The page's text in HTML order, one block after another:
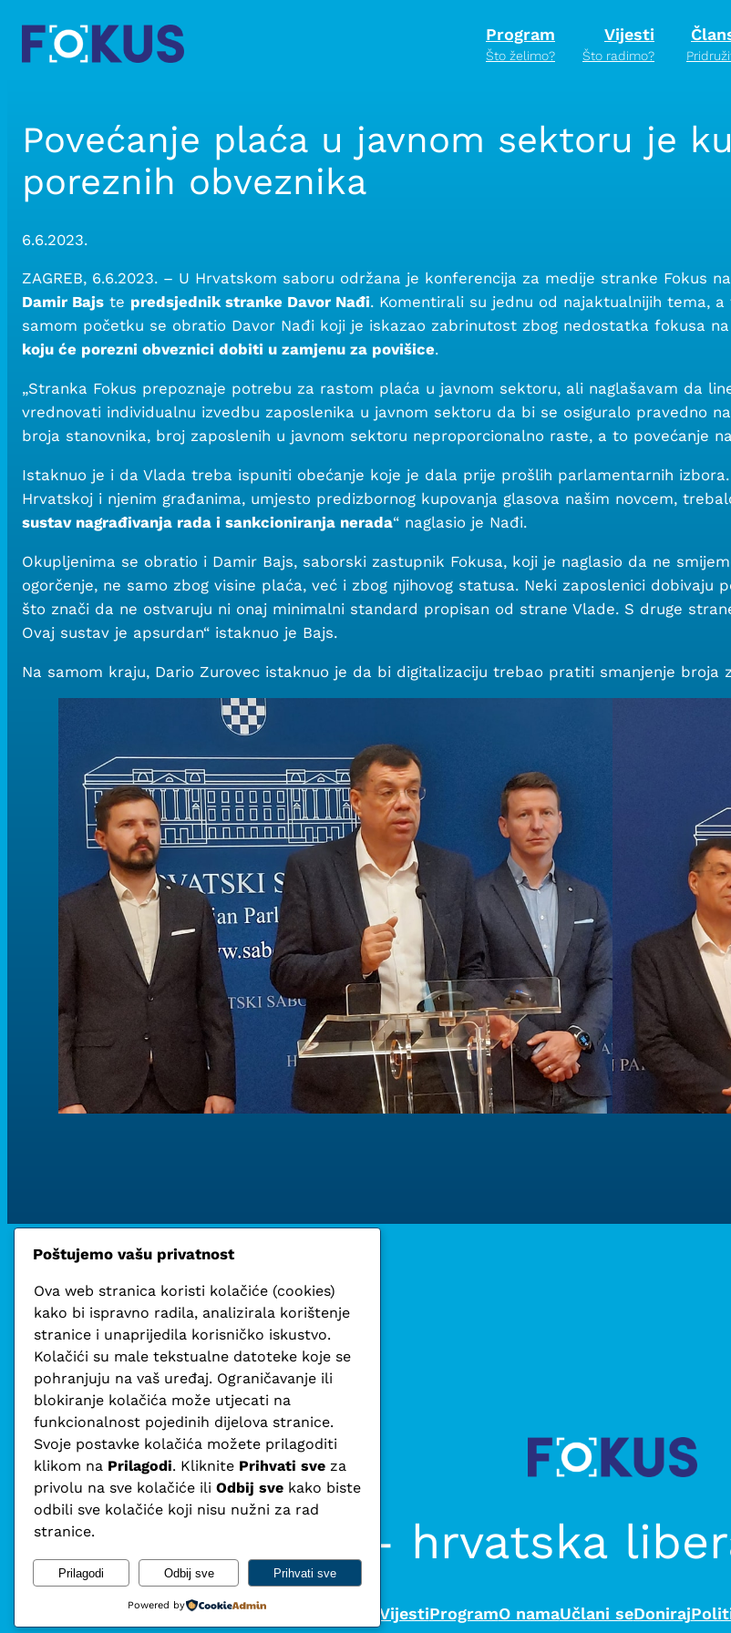
content
Program
Što želimo?
Vijesti
Što radimo?
Povećanje plaća u javnom sektoru je
poreznih obveznika
6.6.2023.
ZAGREB, 6.6.2023. – U Hrvatskom saboru održana je konferencija za medije stranke Fokus
Damir Bajs te predsjednik stranke Davor Nađi. Komentirali su jednu od najaktualnijih tema,
samom početku se obratio Davor Nađi koji je iskazao zabrinutost zbog nedostatka fokusa
koju će porezni obveznici dobiti u zamjenu za povišice.
„Stranka Fokus prepoznaje potrebu za rastom plaća u javnom sektoru, ali naglašavam da
vrednovati individualnu izvedbu zaposlenika u javnom sektoru da bi se osiguralo pravedno
broja stanovnika, broj zaposlenih u javnom sektoru neproporcionalno raste, a to povećanje
Istaknuo je i da Vlada treba ispuniti obećanje koje je dala prije prošlih parlamentarnih
Hrvatskoj i njenim građanima, umjesto predizbornog kupovanja glasova našim novcem,
sustav nagrađivanja rada i sankcioniranja nerada“ naglasio je Nađi.
Okupljenima se obratio i Damir Bajs, saborski zastupnik Fokusa, koji je naglasio da ne
ogorčenje, ne samo zbog visine plaća, već i zbog njihovog statusa. Neki zaposlenici dobivaju
što znači da ne ostvaruju ni onaj minimalni standard propisan od strane Vlade. S druge
Ovaj sustav je apsurdan“ istaknuo je Bajs.
Na samom kraju, Dario Zurovec istaknuo je da bi digitalizaciju trebao pratiti smanjenje broja
Fokus – hrvatska
VijestiProgramO namaUčlani seDoniraj
Poštujemo vašu privatnost
Ova web stranica koristi kolačiće (cookies)
kako bi ispravno radila, analizirala korištenje
stranice i unaprijedila korisničko iskustvo.
Kolačići su male tekstualne datoteke koje se
pohranjuju na vaš uređaj. Ograničavanje ili
blokiranje kolačića može utjecati na
funkcionalnost pojedinih dijelova stranice.
Svoje postavke kolačića možete prilagoditi
klikom na Prilagodi. Kliknite Prihvati sve za
privolu na sve kolačiće ili Odbij sve kako biste
odbili sve kolačiće koji nisu nužni za rad
stranice.
Prilagodi Odbij sve Prihvati sve
Powered by